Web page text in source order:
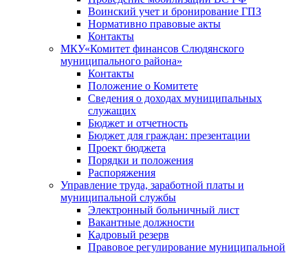
Воинский учет и бронирование ГПЗ
Нормативно правовые акты
Контакты
МКУ«Комитет финансов Слюдянского
муниципального района»
Контакты
Положение о Комитете
Сведения о доходах муниципальных
служащих
Бюджет и отчетность
Бюджет для граждан: презентации
Проект бюджета
Порядки и положения
Распоряжения
Управление труда, заработной платы и
муниципальной службы
Электронный больничный лист
Вакантные должности
Кадровый резерв
Правовое регулирование муниципальной